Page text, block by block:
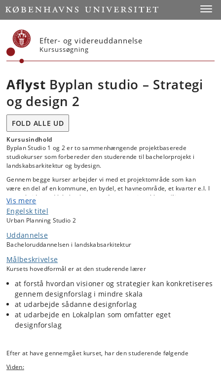
Start
Efter- og videreuddannelse
Kursussøgning
Aflyst Byplan studio – Strategi
og design 2
FOLD ALLE UD
Kursusindhold
Byplan Studio 1 og 2 er to sammenhængende projektbaserede
studiokurser som forbereder den studerende til bachelorprojekt i
landskabsarkitektur og bydesign.
Gennem begge kurser arbejder vi med et projektområde som kan
være en del af en kommune, en bydel, et havneområde, et kvarter e.l. I
samarbejde med lokale aktører undersøger vi problemstillinger og
udfordringer og foreslår løsninger, der spænder fra vision og strategi
til konkrete designforslag.
rumlig analyse og skitsering, brug af referenceprojekter,
designgudelines, brugergrupper, planchedesign, og ikke mindst at
gennemføre et større designprojekt i by- og byrumsskala og
udarbejde en lokalplan for det.
Vi tager på en international 3-dages studietur i starten af kurset.
Vis mere
Engelsk titel
Urban Planning Studio 2
Uddannelse
Bacheloruddannelsen i landskabsarkitektur
Målbeskrivelse
Kursets hovedformål er at den studerende lærer
at forstå hvordan visioner og strategier kan konkretiseres
gennem designforslag i mindre skala
at udarbejde sådanne designforlag
at udarbejde en Lokalplan som omfatter eget
designforslag
Efter at have gennemgået kurset, har den studerende følgende
Viden: